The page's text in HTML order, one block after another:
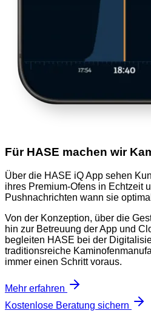
Für HASE machen wir
Über die HASE iQ App sehen
ihres Premium-Ofens in Echtzeit
Pushnachrichten wann sie
Von der Konzeption, über die
hin zur Betreuung der App und
begleiten HASE bei der
traditionsreiche
immer einen Schritt voraus.
Mehr erfahren
Kostenlose Beratung sichern